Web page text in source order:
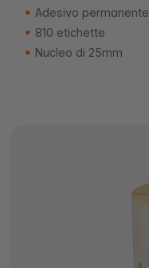
Adesivo permanente
810 etichette
Nucleo di 25mm